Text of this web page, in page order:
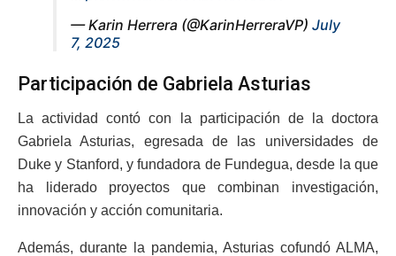
— Karin Herrera (@KarinHerreraVP) July
7, 2025
Participación de Gabriela Asturias
La actividad contó con la participación de la doctora
Gabriela Asturias, egresada de las universidades de
Duke y Stanford, y fundadora de Fundegua, desde la que
ha liderado proyectos que combinan investigación,
innovación y acción comunitaria.
Además, durante la pandemia, Asturias cofundó ALMA,